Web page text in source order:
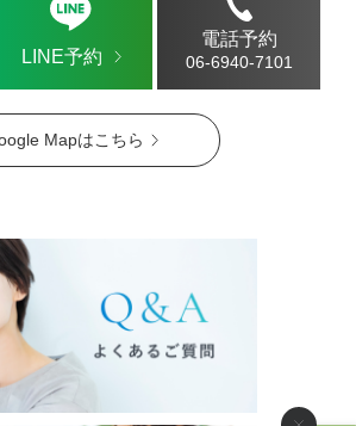
Mapはこちら
LINE予約
電話予約
06-6940-7101